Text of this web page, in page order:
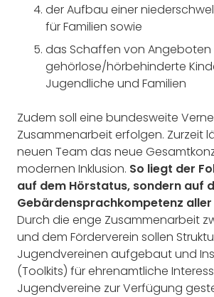
der Aufbau einer
für Familien sowie
das Schaffen von
gehörlose/hörbehinderte
Jugendliche und Familien
Zudem soll eine bundesweite
Zusammenarbeit erfolgen. Zurzeit
neuen Team das neue
modernen Inklusion. So liegt der
auf dem Hörstatus, sondern auf
Gebärdensprachkompetenz aller
Durch die enge Zusammenarbeit
und dem Förderverein sollen
Jugendvereinen aufgebaut und
(Toolkits) für ehrenamtliche
Jugendvereine zur Verfügung